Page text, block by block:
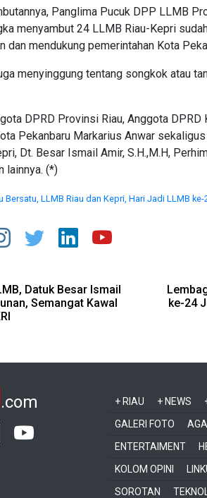
Panglima Pucuk DPP LLMB
menyambut 24 LLMB Riau-Kepri
dan mendukung pemerintahan Kota
menyinggung tentang songkok atau
DPRD Provinsi Riau, Anggota
Pekanbaru Markarius Anwar
Dt. Besar Ismail Amir, S.H.,M.H,
lainnya. (*)
Bersatu, LLMB Riau dan Kepri, Hari Jadi LLMB ke-
Datuk Besar Ismail
Semangat Kawal
ke-24
.com + RIAU + NEWS
GALERI FOTO
ENTERTAIMENT
KOLOM OPINI
SOROTAN